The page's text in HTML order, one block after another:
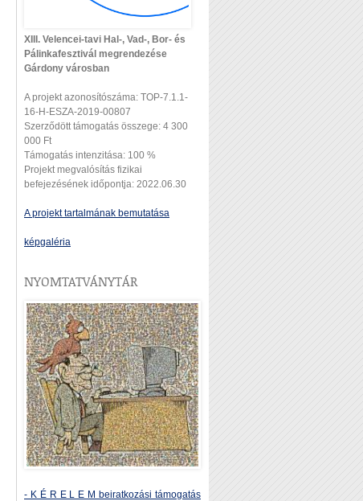
XIII. Velencei-tavi Hal-, Vad-, Bor- és
Pálinkafesztivál megrendezése
Gárdony városban
A projekt azonosítószáma: TOP-7.1.1-
16-H-ESZA-2019-00807
Szerződött támogatás összege: 4 300
000 Ft
Támogatás intenzitása: 100 %
Projekt megvalósítás fizikai
befejezésének időpontja: 2022.06.30
A projekt tartalmának bemutatása
képgaléria
NYOMTATVÁNYTÁR
- K É R E L E M beiratkozási támogatás